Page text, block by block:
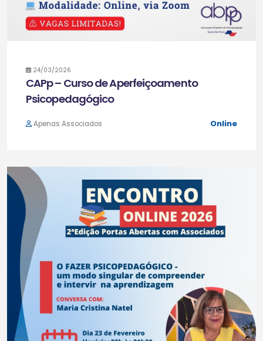
24/03/2026
CAPp – Curso de Aperfeiçoamento
Psicopedagógico
Online
Apenas Associados